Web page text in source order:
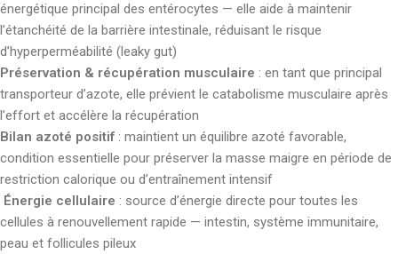
énergétique principal des entérocytes — elle aide à maintenir
l’étanchéité de la barrière intestinale, réduisant le risque
d’hyperperméabilité (leaky gut)
Préservation & récupération musculaire : en tant que principal
transporteur d’azote, elle prévient le catabolisme musculaire après
l’effort et accélère la récupération
Bilan azoté positif : maintient un équilibre azoté favorable,
condition essentielle pour préserver la masse maigre en période de
restriction calorique ou d’entraînement intensif
Énergie cellulaire : source d’énergie directe pour toutes les
cellules à renouvellement rapide — intestin, système immunitaire,
peau et follicules pileux